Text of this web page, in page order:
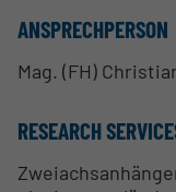
ANSPRECHPERSON
Mag. (FH)
RESEARCH